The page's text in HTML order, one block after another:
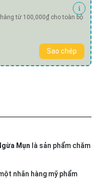
từ 100,000₫ cho toàn bộ
Sao chép
Mụn là sản phẩm chăm
nhãn hàng mỹ phẩm